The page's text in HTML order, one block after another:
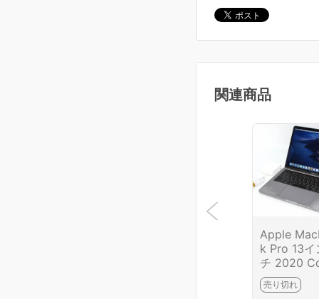
関連商品
Apple
k Pro 13イ
チ 2020
e i5
GB/SSD
売り切れ